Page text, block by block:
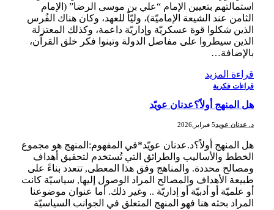
استمالتهم بتعيين الإمام “علي بن موسى الرضا” (الإمام
الثامن عند الشيعة الإماميّة)، وليّاً للعهد، وكان هناك الفُرس
الذين شكلوا قوة عسكريّة وإداريّة داعمة، وكذلك المعتزلة
الذين سيطروا على مفاصل الدولة وتبنوا فكر خلق القرآن،
بالإضافة…
قراءة المزيد
قراءات فكرية
هل المنهج أولاً؟عدنان عويّد
د. عدنان عويد5 فبراير,2026
هل المنهج أولاً؟د.عدنان عويّد*في المفهوم:المنهج هو مجموع
الخطط والأساليب والطرائق التي تُستخدم لتحقيق أهداف
ومصالح محددة. والمناهج وفق هذا المعطى, تتعدد بناءً على
طبيعة الأهداف والمصالح المراد الوصول إليها, سياسيّة كانت
أو علميّة أو أدبيّة أو إداريّة .. وغير ذلك. أما عنوان موضوعنا
المراد بحثه هنا فهو المنهج المتعلق في الجوانب السياسيّة